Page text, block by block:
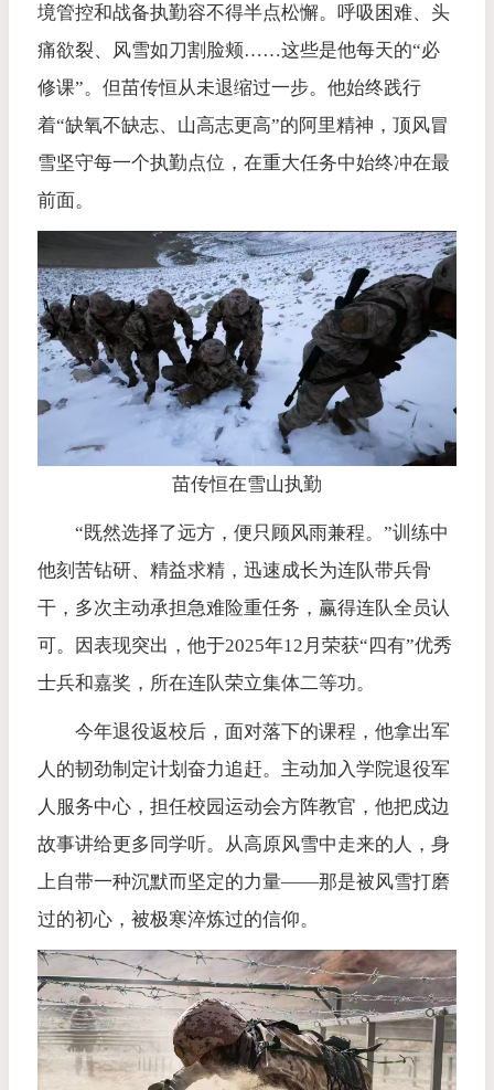
境管控和战备执勤容不得半点松懈。呼吸困难、头
痛欲裂、风雪如刀割脸颊……这些是他每天的“必
修课”。但苗传恒从未退缩过一步。他始终践行
着“缺氧不缺志、山高志更高”的阿里精神，顶风冒
雪坚守每一个执勤点位，在重大任务中始终冲在最
前面。
苗传恒在雪山执勤
“既然选择了远方，便只顾风雨兼程。”训练中
他刻苦钻研、精益求精，迅速成长为连队带兵骨
干，多次主动承担急难险重任务，赢得连队全员认
可。因表现突出，他于2025年12月荣获“四有”优秀
士兵和嘉奖，所在连队荣立集体二等功。
今年退役返校后，面对落下的课程，他拿出军
人的韧劲制定计划奋力追赶。主动加入学院退役军
人服务中心，担任校园运动会方阵教官，他把戍边
故事讲给更多同学听。从高原风雪中走来的人，身
上自带一种沉默而坚定的力量——那是被风雪打磨
过的初心，被极寒淬炼过的信仰。